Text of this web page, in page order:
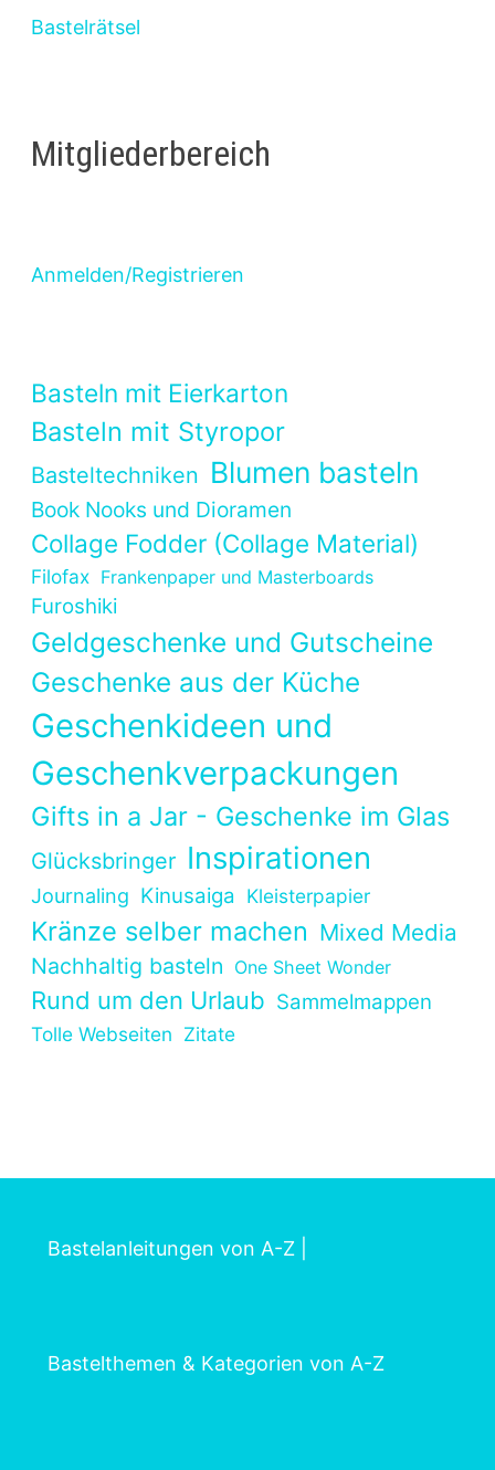
Bastelrätsel
Mitgliederbereich
Anmelden/Registrieren
Basteln mit Eierkarton
Basteln mit Styropor
Basteltechniken Blumen basteln
Book Nooks und Dioramen
Collage Fodder (Collage Material)
Filofax Frankenpaper und Masterboards
Furoshiki
Geldgeschenke und Gutscheine
Geschenke aus der Küche
Geschenkideen und
Geschenkverpackungen
Gifts in a Jar - Geschenke im Glas
Glücksbringer Inspirationen
Journaling Kinusaiga Kleisterpapier
Kränze selber machen Mixed Media
Nachhaltig basteln One Sheet Wonder
Rund um den Urlaub Sammelmappen
Tolle Webseiten Zitate
Bastelanleitungen von A-Z
Bastelthemen & Kategorien von A-Z